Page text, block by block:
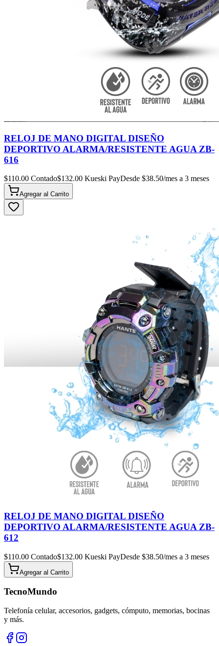
RELOJ DE MANO DIGITAL DISEÑO
DEPORTIVO ALARMA/RESISTENTE AGUA ZB-
616
$110.00 Contado$132.00 Kueski PayDesde $38.50/mes a 3 meses
Agregar al Carrito
RELOJ DE MANO DIGITAL DISEÑO
DEPORTIVO ALARMA/RESISTENTE AGUA ZB-
612
$110.00 Contado$132.00 Kueski PayDesde $38.50/mes a 3 meses
Agregar al Carrito
TecnoMundo
Telefonía celular, accesorios, gadgets, cómputo, memorias, bocinas
y más.